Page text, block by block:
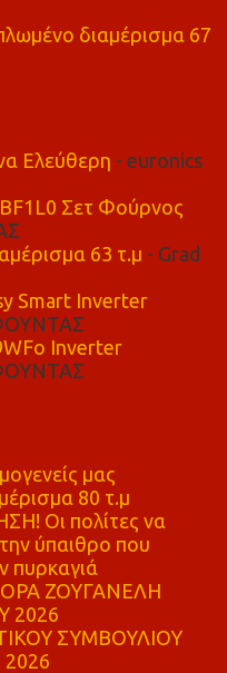
διαμέρισμα 67
Ελεύθερη - euronics
Σετ Φούρνος
63 τ.μ - Grad
Smart Inverter
Inverter
μας
80 τ.μ
Οι πολίτες να
ύπαιθρο που
πυρκαγιά
ΖΟΥΓΑΝΕΛΗ
2026
ΣΥΜΒΟΥΛΙΟΥ